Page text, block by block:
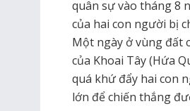
quân sự vào tháng 8
của hai con người bị
Một ngày ở vùng đất
của Khoai Tây (Hứa
quá khứ đẩy hai con
lớn để chiến thắng